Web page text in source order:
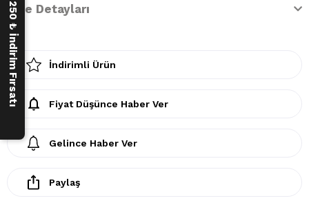
İade Detayları
İndirimli Ürün
Fiyat Düşünce Haber Ver
Gelince Haber Ver
Paylaş
250 ₺ İndirim Fırsatı